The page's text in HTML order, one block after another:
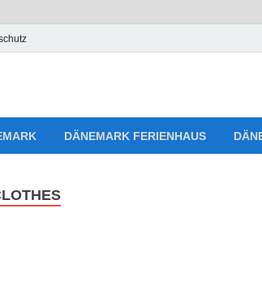
Waves
DÄNEMARK FERIENHAUS